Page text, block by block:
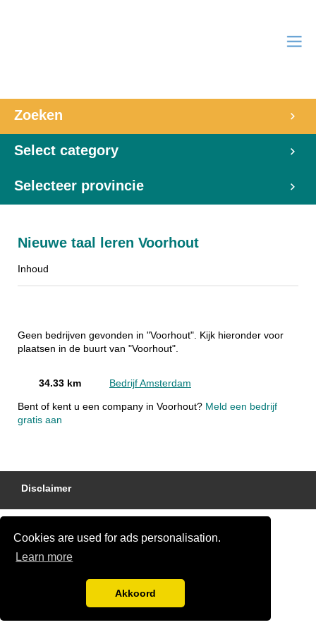
Cookies are used for ads personalisation.
Learn more
Akkoord
Zoeken
Select category
Selecteer provincie
Nieuwe taal leren Voorhout
Inhoud
Geen bedrijven gevonden in "Voorhout". Kijk hieronder voor
plaatsen in de buurt van "Voorhout".
34.33 km Bedrijf Amsterdam
Bent of kent u een company in Voorhout? Meld een bedrijf
gratis aan
Disclaimer